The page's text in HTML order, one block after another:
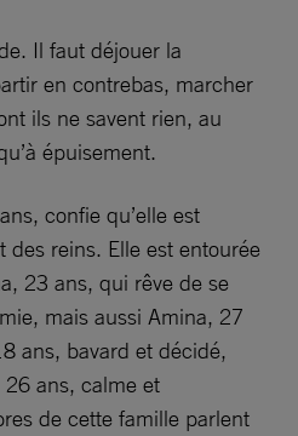
Il faut déjouer la
en contrebas, marcher
ils ne savent rien, au
épuisement.
confie qu’elle est
des reins. Elle est entourée
23 ans, qui rêve de se
mais aussi Amina, 27
ans, bavard et décidé,
ans, calme et
de cette famille parlent